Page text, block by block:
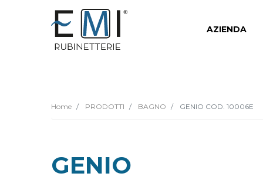
AZIENDA
Home PRODOTTI BAGNO GENIO COD. 10006E
GENIO